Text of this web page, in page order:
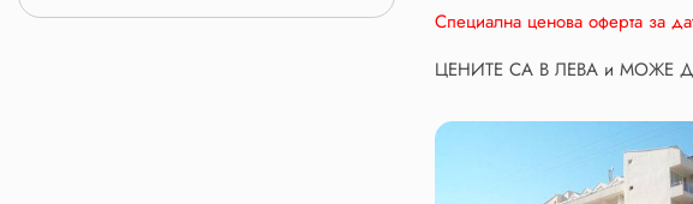
Специална ценова оферта за
ЦЕНИТЕ СА В ЛЕВА и МОЖЕ